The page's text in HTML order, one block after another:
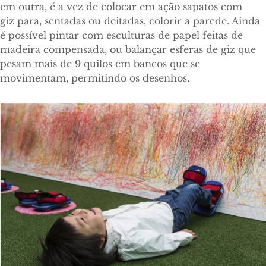
em outra, é a vez de colocar em ação sapatos com
giz para, sentadas ou deitadas, colorir a parede. Ainda
é possível pintar com esculturas de papel feitas de
madeira compensada, ou balançar esferas de giz que
pesam mais de 9 quilos em bancos que se
movimentam, permitindo os desenhos.